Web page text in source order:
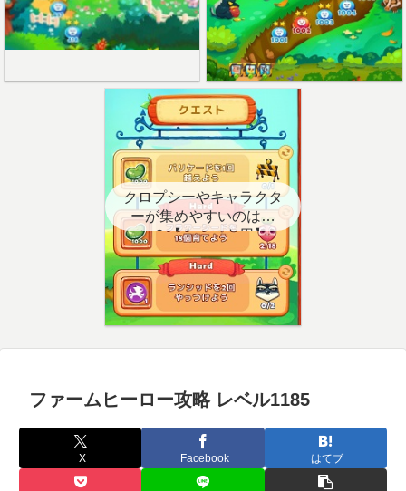
クロプシーやキャラクタ
ーが集めやすいのはど
こ？【クエスト用】
ファームヒーロー攻略 レベル1185
X Facebook はてブ